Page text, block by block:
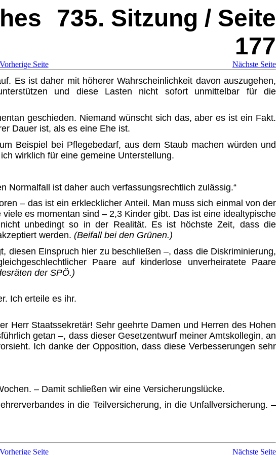
735. Sitzung / Seite
177
Vorherige Seite Nächste Seite
Es ist daher mit höherer Wahrscheinlichkeit davon auszugehen,
und diese Lasten nicht sofort unmittelbar für die
geschieden. Niemand wünscht sich das, aber es ist ein Fakt.
Dauer ist, als es eine Ehe ist.
Beispiel bei Pflegebedarf, aus dem Staub machen würden und
wirklich für eine gemeine Unterstellung.
Normalfall ist daher auch verfassungsrechtlich zulässig.“
– das ist ein erklecklicher Anteil. Man muss sich einmal von der
es momentan sind – 2,3 Kinder gibt. Das ist eine idealtypische
unbedingt so in der Realität. Es ist höchste Zeit, dass die
wer­den. (Beifall bei den Grünen.)
diesen Einspruch hier zu beschließen –, dass die Diskriminierung,
Paare auf kinderlose unverheiratete Paare
der SPÖ.)
Ich erteile es ihr.
Herr Staatssekretär! Sehr geehrte Damen und Herren des Hohen
getan –, dass dieser Gesetzentwurf meiner Amtskollegin, an
Ich danke der Opposition, dass diese Verbesserungen sehr
– Damit schließen wir eine Versicherungslücke.
in die Teilversicherung, in die Unfallversicherung. –
Vorherige Seite Nächste Seite